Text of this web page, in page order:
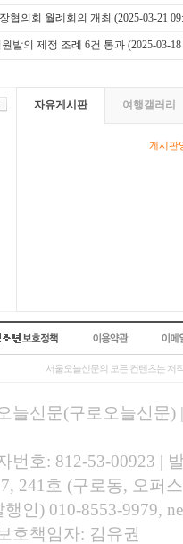
협의회 월례회의 개최 (2025-03-21
발의 제정 조례 6건 통과 (2025-03-
자유게시판 여행갤러리
게시판
서울오늘신문의 모든 컨텐츠는 저
늘신문(구로오늘신문)
번호: 812-53-00923 |
241호 (구로동, 오퍼
인) 010-8553-9979,
호책임자: 김유권